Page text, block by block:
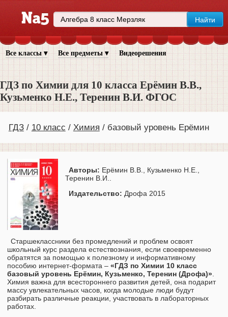
Все классы ▾ Все предметы ▾ Видеорешения
ГДЗ по Химии для 10 класса Ерёмин В.В.,
Кузьменко Н.Е., Теренин В.И. ФГОС
ГДЗ 10 класс Химия базовый уровень Ерёмин
Авторы: Ерёмин В.В., Кузьменко Н.Е.,
Теренин В.И..
Издательство: Дрофа 2015
Старшеклассники без промедлений и проблем освоят
школьный курс раздела естествознания, если своевременно
обратятся за помощью к полезному и информативному
пособию интернет-формата – «ГДЗ по Химии 10 класс
базовый уровень Ерёмин, Кузьменко, Теренин (Дрофа)».
Химия важна для всестороннего развития детей, она подарит
массу увлекательных часов, когда молодые люди будут
разбирать различные реакции, участвовать в лабораторных
работах.